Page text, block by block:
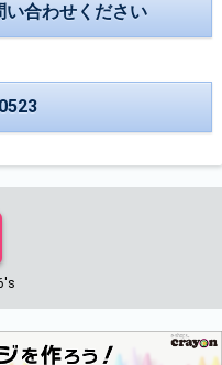
い合わせください